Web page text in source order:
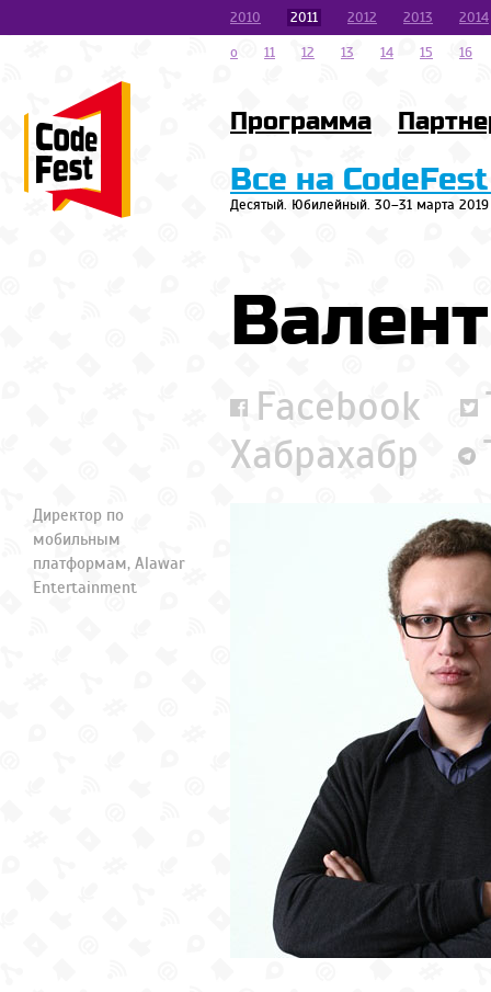
2010 2011 2012 2013
2014
o
11 12 13 14 15 16
Программа
Все на
Десятый. Юбилейный. 30–31 марта 2019
Facebook
Хабрахабр
Директор по
мобильным
платформам, Alawar
Entertainment